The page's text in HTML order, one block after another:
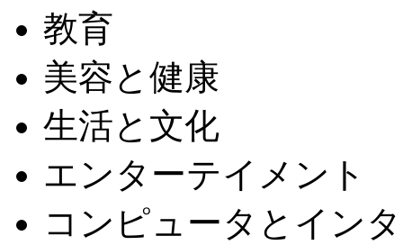
教育
美容と健康
生活と文化
エンターテイメント
コンピュータとイン